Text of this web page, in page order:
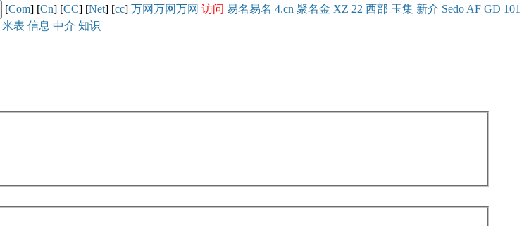
[Com] [Cn] [CC] [Net] [cc] 万网万网万网 访问 易名易名 4.cn 聚名金 XZ 22 西部 玉集 新介 Sedo AF GD 101
米表 信息 中介 知识